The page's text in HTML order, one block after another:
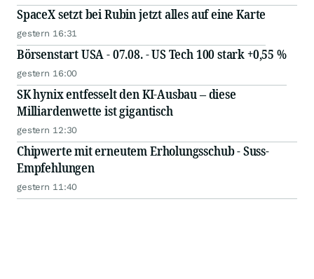
SpaceX setzt bei Rubin jetzt alles auf eine Karte
gestern 16:31
Börsenstart USA - 07.08. - US Tech 100 stark +0,55 %
gestern 16:00
SK hynix entfesselt den KI-Ausbau – diese
Milliardenwette ist gigantisch
gestern 12:30
Chipwerte mit erneutem Erholungsschub - Suss-
Empfehlungen
gestern 11:40